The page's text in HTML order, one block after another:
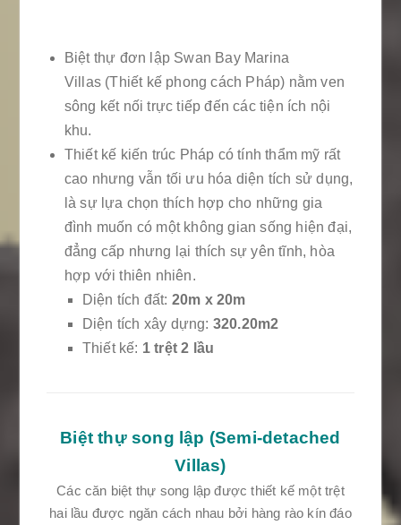
Biệt thự đơn lập Swan Bay Marina
Villas (Thiết kế phong cách Pháp) nằm ven
sông kết nối trực tiếp đến các tiện ích nội
khu.
Thiết kế kiến trúc Pháp có tính thẩm mỹ rất
cao nhưng vẫn tối ưu hóa diện tích sử dụng,
là sự lựa chọn thích hợp cho những gia
đình muốn có một không gian sống hiện đại,
đẳng cấp nhưng lại thích sự yên tĩnh, hòa
hợp với thiên nhiên.
Diện tích đất: 20m x 20m
Diện tích xây dựng: 320.20m2
Thiết kế: 1 trệt 2 lầu
Biệt thự song lập (Semi-detached
Villas)
Các căn biệt thự song lập được thiết kế một trệt
hai lầu được ngăn cách nhau bởi hàng rào kín đáo